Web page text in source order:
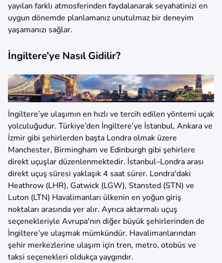
yayılan farklı atmosferinden faydalanarak seyahatinizi en
uygun dönemde planlamanız unutulmaz bir deneyim
yaşamanızı sağlar.
İngiltere’ye Nasıl Gidilir?
İngiltere’ye ulaşımın en hızlı ve tercih edilen yöntemi uçak
yolculuğudur. Türkiye’den İngiltere’ye İstanbul, Ankara ve
İzmir gibi şehirlerden başta Londra olmak üzere
Manchester, Birmingham ve Edinburgh gibi şehirlere
direkt uçuşlar düzenlenmektedir. İstanbul–Londra arası
direkt uçuş süresi yaklaşık 4 saat sürer. Londra'daki
Heathrow (LHR), Gatwick (LGW), Stansted (STN) ve
Luton (LTN) Havalimanları ülkenin en yoğun giriş
noktaları arasında yer alır. Ayrıca aktarmalı uçuş
seçenekleriyle Avrupa'nın diğer büyük şehirlerinden de
İngiltere’ye ulaşmak mümkündür. Havalimanlarından
şehir merkezlerine ulaşım için tren, metro, otobüs ve
taksi seçenekleri oldukça yaygındır.